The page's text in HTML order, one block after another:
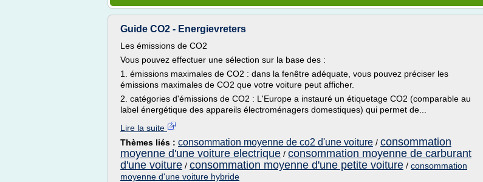
Guide CO2 - Energievreters
Les émissions de CO2
Vous pouvez effectuer une sélection sur la base des :
1. émissions maximales de CO2 : dans la fenêtre adéquate, vous pouvez préciser les
émissions maximales de CO2 que votre voiture peut afficher.
2. catégories d'émissions de CO2 : L'Europe a instauré un étiquetage CO2 (comparable au
label énergétique des appareils électroménagers domestiques) qui permet de...
Lire la suite
Thèmes liés : consommation moyenne de co2 d'une voiture / consommation
moyenne d'une voiture electrique / consommation moyenne de carburant
d'une voiture / consommation moyenne d'une petite voiture / consommation
moyenne d'une voiture hybride